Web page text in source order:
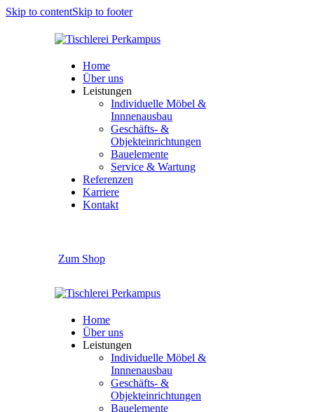
Skip to contentSkip to footer
Home
Über uns
Leistungen
Individuelle Möbel &
Innnenausbau
Geschäfts- &
Objekteinrichtungen
Bauelemente
Service & Wartung
Referenzen
Karriere
Kontakt
Zum Shop
Home
Über uns
Leistungen
Individuelle Möbel &
Innnenausbau
Geschäfts- &
Objekteinrichtungen
Bauelemente